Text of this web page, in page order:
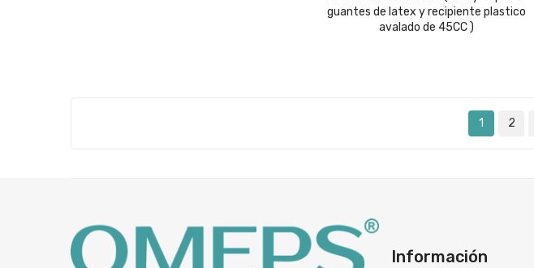
$17,989.
guantes de latex y recipiente plastico
avalado de 45CC )
1 2
Información